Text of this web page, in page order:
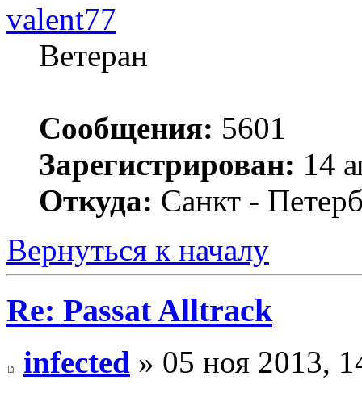
valent77
Ветеран
Сообщения: 5601
Зарегистрирован: 14
Откуда: Санкт -
Вернуться к началу
Re: Passat Alltrack
infected » 05 ноя 2013,